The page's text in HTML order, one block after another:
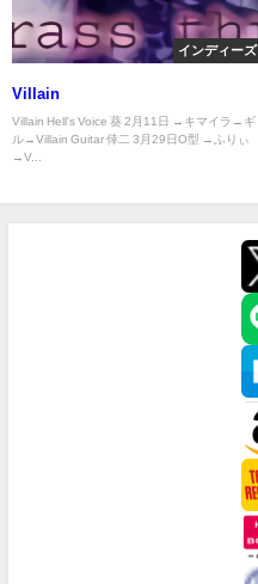
インディーズ
Villain
Villain Hell's Voice 葵 2月11日 →キマイラ→ギ
ル→Villain Guitar 倖二 3月29日O型 →ふりぃ
→V...